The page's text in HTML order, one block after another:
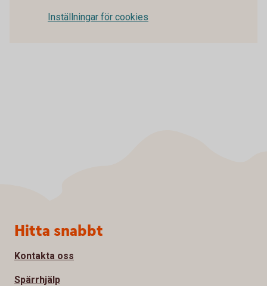
Inställningar för cookies
Sidfot
Hitta snabbt
Kontakta oss
Spärrhjälp